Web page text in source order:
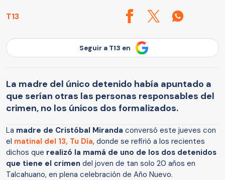
T13
Seguir a T13 en
La madre del único detenido había apuntado a
que serían otras las personas responsables del
crimen, no los únicos dos formalizados.
La madre de Cristóbal Miranda conversó este jueves con
el matinal del 13, Tu Día, donde se refirió a los recientes
dichos que realizó la mamá de uno de los dos detenidos
que tiene el crimen del joven de tan solo 20 años en
Talcahuano, en plena celebración de Año Nuevo.